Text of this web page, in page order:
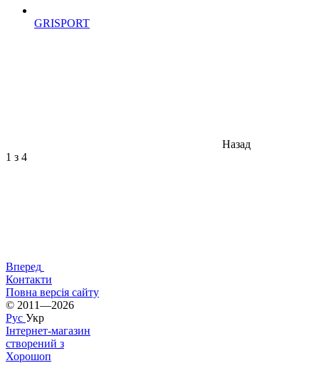
GRISPORT
Назад
1 з 4
Вперед
Контакти
Повна версія сайту
© 2011—2026
Рус Укр
Інтернет-магазин
створений з
Хорошоп